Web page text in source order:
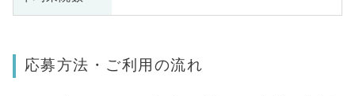
応募方法・ご利用の流れ